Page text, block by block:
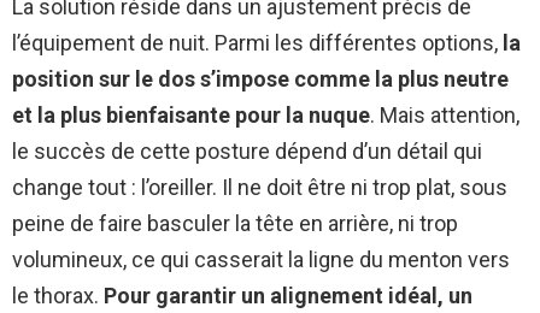
La solution réside dans un ajustement précis de
l’équipement de nuit. Parmi les différentes options, la
position sur le dos s’impose comme la plus neutre
et la plus bienfaisante pour la nuque. Mais attention,
le succès de cette posture dépend d’un détail qui
change tout : l’oreiller. Il ne doit être ni trop plat, sous
peine de faire basculer la tête en arrière, ni trop
volumineux, ce qui casserait la ligne du menton vers
le thorax. Pour garantir un alignement idéal, un